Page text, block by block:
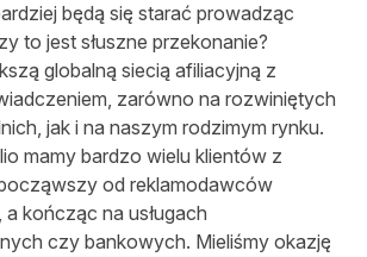
będą się starać prowadząc
to jest słuszne przekonanie?
globalną siecią afiliacyjną z
zarówno na rozwiniętych
jak i na naszym rodzimym rynku.
mamy bardzo wielu klientów z
od reklamodawców
kończąc na usługach
czy bankowych. Mieliśmy okazję